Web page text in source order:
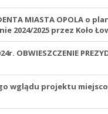
MIASTA OPOLA
2024/2025 przez Koło
OBWIESZCZENIE
wglądu projektu